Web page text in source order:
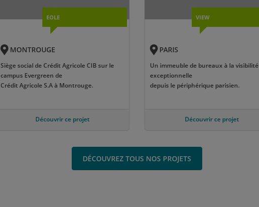
EOLE
MONTROUGE
Siège social de Crédit Agricole CIB sur le
campus Evergreen de
Crédit Agricole S.A à Montrouge.
Découvrir ce projet
VIEW
PARIS
Un immeuble de bureaux à la visibilité
exceptionnelle
depuis le périphérique parisien.
Découvrir ce projet
DÉCOUVREZ TOUS NOS PROJETS